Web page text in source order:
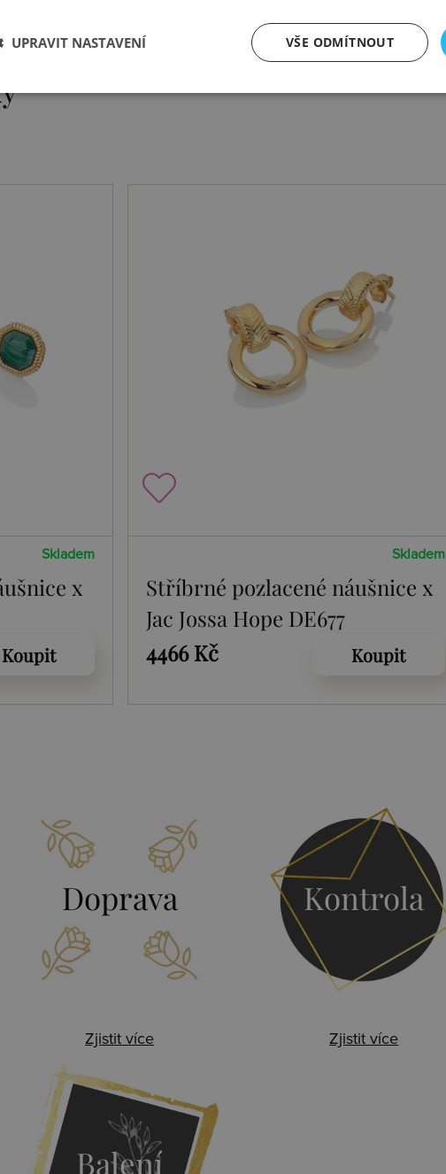
Průměr
Skladem
x
Koupit
Skladem
Stříbrné pozlacené náušnice x
Jac Jossa Hope DE677
4466 Kč
Koupit
Doprava
Zjistit více
Kontrola
Zjistit více
Balení
VŠE ODMÍTNOUT
UPRAVIT NASTAVENÍ